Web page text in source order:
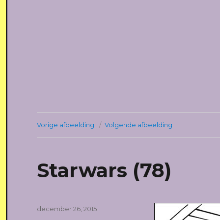
Vorige afbeelding Volgende afbeelding
Starwars (78)
Geplaatst
december 26, 2015